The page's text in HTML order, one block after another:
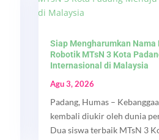
Siap Mengharumkan Nama
Robotik MTsN 3 Kota
Internasional di Malaysia
Agu 3, 2026
Padang, Humas –
kembali diukir oleh dunia
Dua siswa terbaik MTsN 3